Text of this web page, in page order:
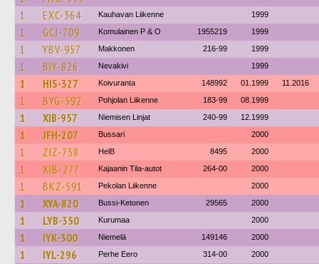
1 EXC-364 Kauhavan Liikenne 1999
1 GCJ-709 Komulainen P & O 1955219 1999
1 YBV-957 Makkonen 216-99 1999
1 BIY-826 Nevakivi 1999
1 HIS-327 Koivuranta 148992 01.1999 11.2016
1 BYG-592 Pohjolan Liikenne 183-99 08.1999
1 XIB-957 Niemisen Linjat 240-99 12.1999
1 JFH-207 Bussari 2000
1 ZIZ-758 HelB 8495 2000
1 XIB-277 Kajaanin Tila-autot 264-00 2000
1 BKZ-591 Pekolan Liikenne 2000
1 XYA-820 Bussi-Ketonen 29565 2000
1 LYB-350 Kurumaa 2000
1 IYK-300 Niemelä 149146 2000
1 IYL-296 Perhe Eero 314-00 2000